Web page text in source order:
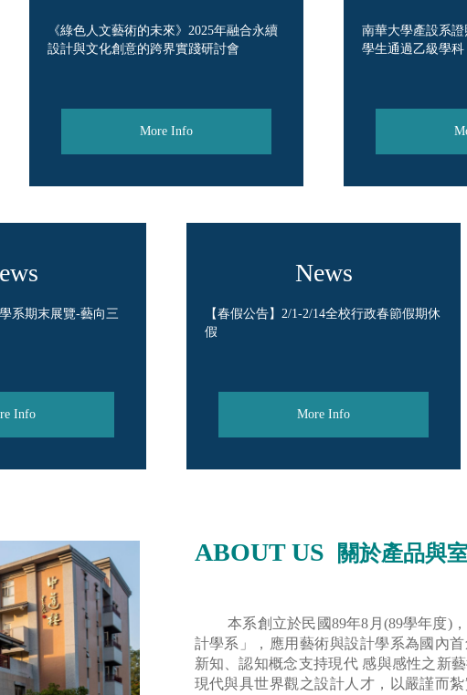
《綠色人文藝術的未來》2025年融合永續
設計與文化創意的跨界實踐研討會
More Info
南華大學產設系
學生通過乙級學科
系期末展覽-藝向三
Info
News
【春假公告】2/1-2/14全校行政春節假期休
假
More Info
ABOUT US 關於產品與
本系創立於民國89年8月(89學年度)，
計學系」，應用藝術與設計學系為國內
新知、認知概念支持現代 感與感性之新
現代與具世界觀之設計人才，以嚴謹而